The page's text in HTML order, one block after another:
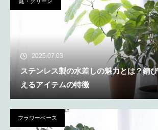
2025.07.03
ステンレス製の水差しの魅力とは？錆
えるアイテムの特徴
フラワーベース